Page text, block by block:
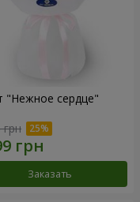
"Нежное сердце"
грн
Заказать